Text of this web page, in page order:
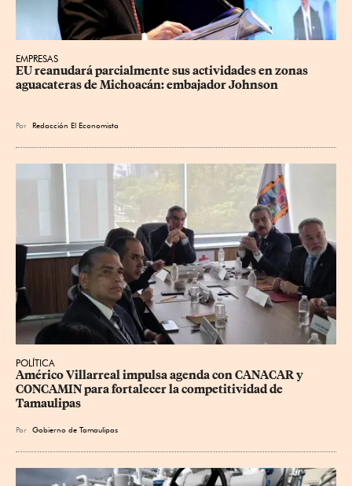
EMPRESAS
EU reanudará parcialmente sus actividades en zonas
aguacateras de Michoacán: embajador Johnson
Por Redacción El Economista
POLÍTICA
Américo Villarreal impulsa agenda con CANACAR y
CONCAMIN para fortalecer la competitividad de
Tamaulipas
Por Gobierno de Tamaulipas